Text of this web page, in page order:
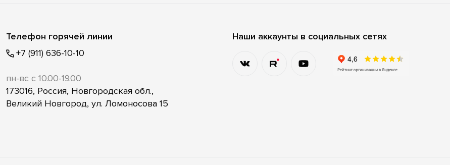
Телефон горячей линии
+7 (911) 636-10-10
пн-вс с 10.00-19.00
173016, Россия, Новгородская обл.,
Великий Новгород, ул. Ломоносова 15
Наши аккаунты в социальных сетях